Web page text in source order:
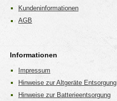
Kundeninformationen
AGB
Informationen
Impressum
Hinweise zur Altgeräte Entsorgung
Hinweise zur Batterieentsorgung